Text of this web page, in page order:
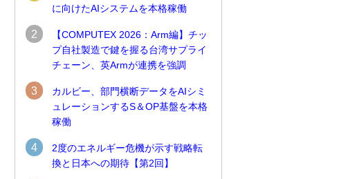
に向けたAIシステムを本格稼働
2
【COMPUTEX 2026：Arm編】チッ
プ自社製造で鍵を握る台湾サプライ
チェーン、英Armが連携を強調
3
カルビー、部門横断データをAIシミ
ュレーションするS＆OP基盤を本格
稼働
4
2度のエネルギー危機が示す戦略転
換と日本への期待【第2回】